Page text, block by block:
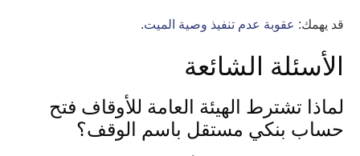
قد يهمك: عقوبة عدم تنفيذ وصية الميت.
الأسئلة الشائعة
لماذا تشترط الهيئة العامة للأوقاف فتح
حساب بنكي مستقل باسم الوقف؟